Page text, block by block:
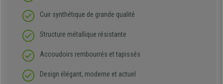
Cuir synthétique de grande qualité
Structure métallique résistante
Accoudoirs rembourrés et tapissés
Design élégant, moderne et actuel